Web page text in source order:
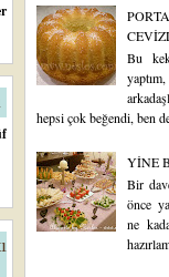
Bu
hepsi çok beğendi, ben
YİNE
Bir
önce
ne